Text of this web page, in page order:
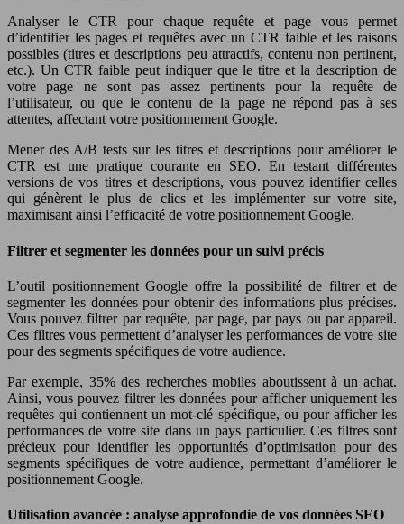
Analyser le CTR pour chaque requête et page vous permet
d’identifier les pages et requêtes avec un CTR faible et les raisons
possibles (titres et descriptions peu attractifs, contenu non pertinent,
etc.). Un CTR faible peut indiquer que le titre et la description de
votre page ne sont pas assez pertinents pour la requête de
l’utilisateur, ou que le contenu de la page ne répond pas à ses
attentes, affectant votre positionnement Google.
Mener des A/B tests sur les titres et descriptions pour améliorer le
CTR est une pratique courante en SEO. En testant différentes
versions de vos titres et descriptions, vous pouvez identifier celles
qui génèrent le plus de clics et les implémenter sur votre site,
maximisant ainsi l’efficacité de votre positionnement Google.
Filtrer et segmenter les données pour un suivi précis
L’outil positionnement Google offre la possibilité de filtrer et de
segmenter les données pour obtenir des informations plus précises.
Vous pouvez filtrer par requête, par page, par pays ou par appareil.
Ces filtres vous permettent d’analyser les performances de votre site
pour des segments spécifiques de votre audience.
Par exemple, 35% des recherches mobiles aboutissent à un achat.
Ainsi, vous pouvez filtrer les données pour afficher uniquement les
requêtes qui contiennent un mot-clé spécifique, ou pour afficher les
performances de votre site dans un pays particulier. Ces filtres sont
précieux pour identifier les opportunités d’optimisation pour des
segments spécifiques de votre audience, permettant d’améliorer le
positionnement Google.
Utilisation avancée : analyse approfondie de vos données SEO